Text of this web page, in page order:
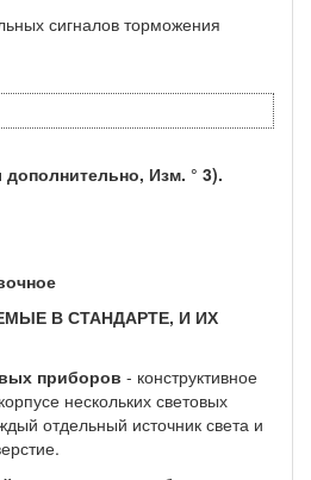
сигналов торможения
Изм. ° 3).
В СТАНДАРТЕ, И ИХ
приборов - конструктивное
нескольких световых
отдельный источник света и